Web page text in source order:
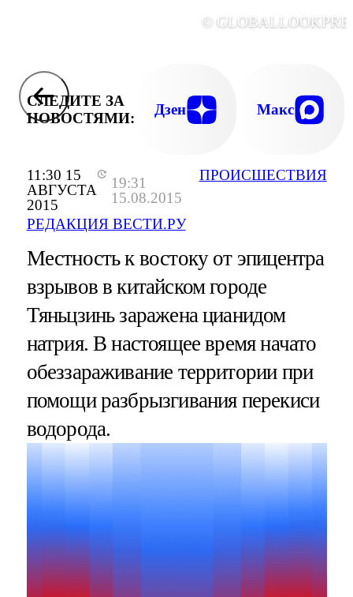
11:30 15
АВГУСТА
2015
19:31
15.08.2015
РЕДАКЦИЯ ВЕСТИ.РУ
ПРОИСШЕСТВИЯ
©
СЛЕДИТЕ ЗА
НОВОСТЯМИ:
Дзен Макс
Местность к востоку от эпицентра
взрывов в китайском городе
Тяньцзинь заражена цианидом
натрия. В настоящее время начато
обеззараживание территории при
помощи разбрызгивания перекиси
водорода.